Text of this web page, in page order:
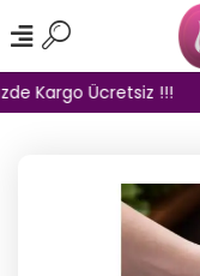
Kargo Ücretsiz !!!